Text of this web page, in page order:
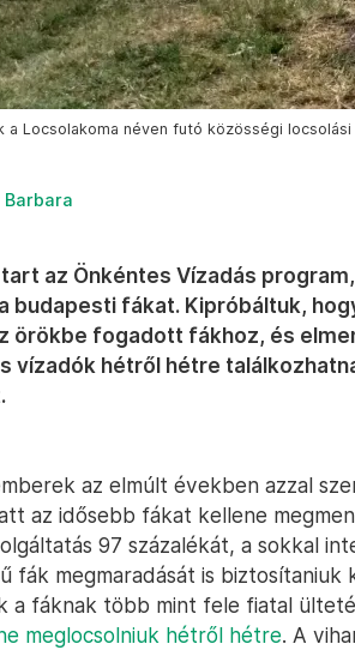
a Locsolakoma néven futó közösségi
az Önkéntes Vízadás
budapesti fákat. Kipróbáltuk,
örökbe fogadott fákhoz, és
vízadók hétről hétre
az elmúlt években azzal
az idősebb fákat kellene
97 százalékát, a sokkal
fák megmaradását is biztosítaniuk
a fáknak több mint fele fiatal
meglocsolniuk hétről hétre. A